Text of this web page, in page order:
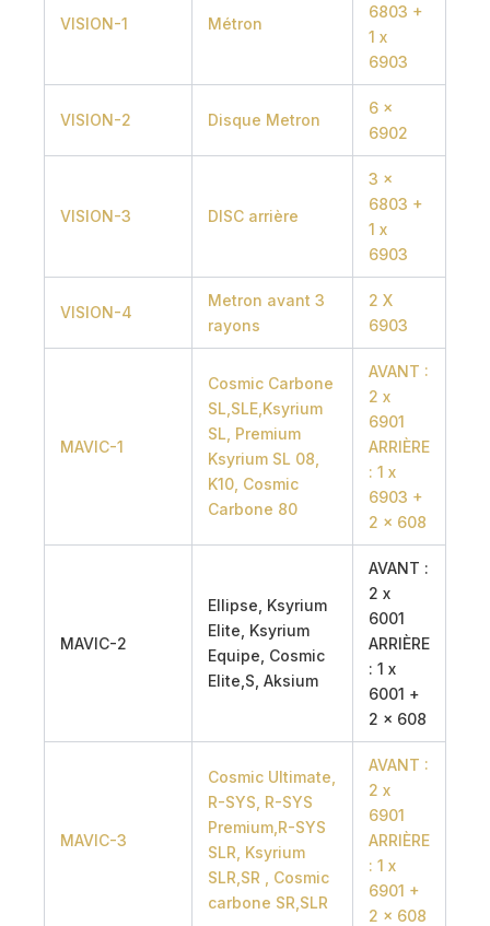
VISION-1 Métron
6803 +
1 x
6903
VISION-2 Disque Metron
6 x
6902
VISION-3 DISC arrière
3 x
6803 +
1 x
6903
VISION-4
Metron avant 3
rayons
2 X
6903
MAVIC-1
Cosmic Carbone
SL,SLE,Ksyrium
SL, Premium
Ksyrium SL 08,
K10, Cosmic
Carbone 80
AVANT :
2 x
6901
ARRIÈRE
: 1 x
6903 +
2 x 608
MAVIC-2
Ellipse, Ksyrium
Elite, Ksyrium
Equipe, Cosmic
Elite,S, Aksium
AVANT :
2 x
6001
ARRIÈRE
: 1 x
6001 +
2 x 608
MAVIC-3
Cosmic Ultimate,
R-SYS, R-SYS
Premium,R-SYS
SLR, Ksyrium
SLR,SR , Cosmic
carbone SR,SLR
AVANT :
2 x
6901
ARRIÈRE
: 1 x
6901 +
2 x 608